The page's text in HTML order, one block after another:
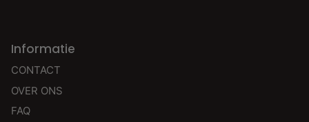
Informatie
CONTACT
OVER ONS
FAQ